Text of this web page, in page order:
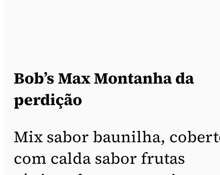
Bob’s Max Montanha da
perdição
Mix sabor baunilha,
com calda sabor frutas